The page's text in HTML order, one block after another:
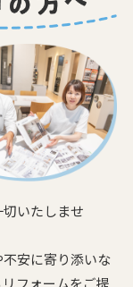
いたしませ
安に寄り添いな
フォームをご提